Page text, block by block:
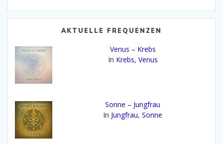
AKTUELLE FREQUENZEN
Venus – Krebs
In Krebs, Venus
Sonne – Jungfrau
In Jungfrau,Sonne